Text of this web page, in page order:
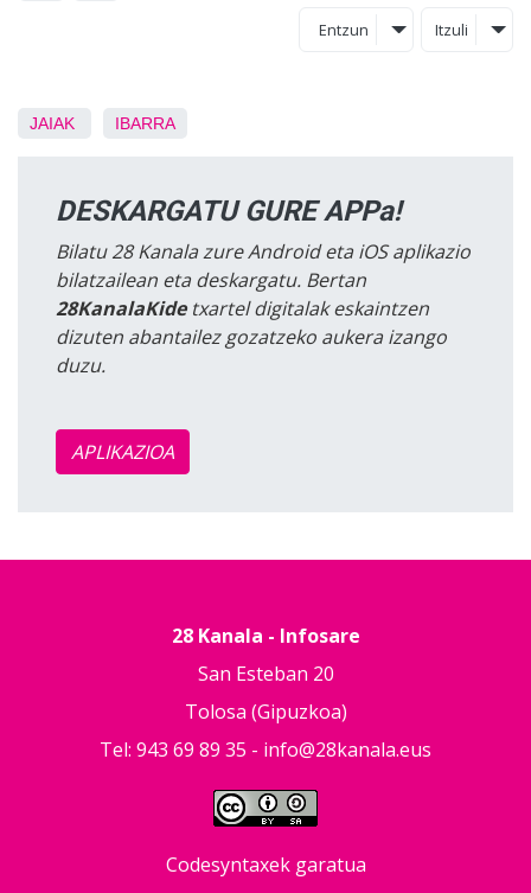
Entzun Itzuli
JAIAK IBARRA
DESKARGATU GURE APPa!
Bilatu 28 Kanala zure Android eta iOS aplikazio
bilatzailean eta deskargatu. Bertan
28KanalaKidetxartel digitalak eskaintzen
dizuten abantailez gozatzeko aukera izango
duzu.
APLIKAZIOA
28 Kanala - Infosare
San Esteban 20
Tolosa (Gipuzkoa)
Tel: 943 69 89 35 - info@28kanala.eus
Codesyntaxek garatua